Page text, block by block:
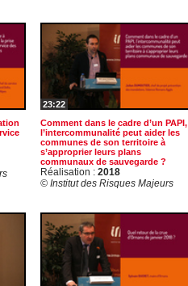
23:22
Comment dans le cadre d’un PAPI,
l’intercommunalité peut aider les
communes de son territoire à
s’approprier leurs plans
communaux de sauvegarde ?
Réalisation : 2018
© Institut des Risques Majeurs